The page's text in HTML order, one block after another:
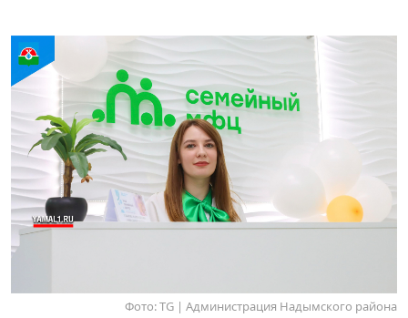
Фото: TG | Администрация Надымского района